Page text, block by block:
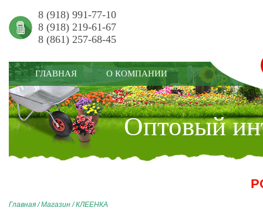
8 (918) 991-77-10
8 (918) 219-61-67
8 (861) 257-68-45
Оптовый
ГЛАВНАЯ О КОМПАНИИ
Главная/Магазин/КЛЕЕНКА